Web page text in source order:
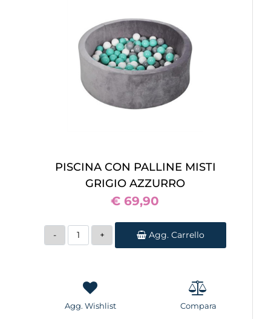
PISCINA CON PALLINE MISTI
GRIGIO AZZURRO
€ 69,90
Quantità
Agg. Carrello
Agg. Wishlist Compara